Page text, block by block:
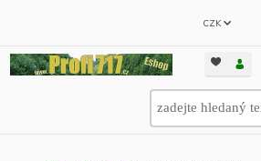
CZK